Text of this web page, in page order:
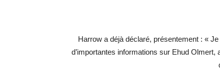
Harrow a déjà déclaré, présentement : «
d’importantes informations sur Ehud